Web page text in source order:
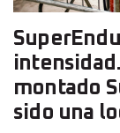
montado
sido una